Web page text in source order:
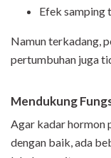
Efek samping
Namun terkadang,
pertumbuhan juga
Mendukung
Agar kadar hormon
dengan baik, ada